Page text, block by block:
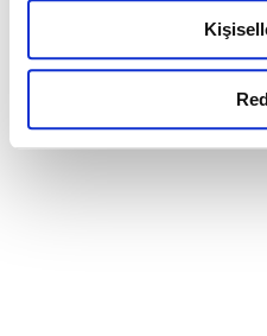
okumak ve sitemizi
gerçekleştirilen veri işleme
detaylı bilgi almak için lütfen